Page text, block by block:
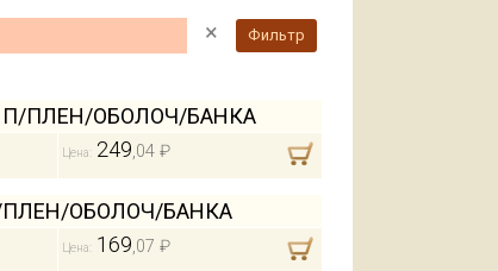
× Фильтр
П/ПЛЕН/ОБОЛОЧ/БАНКА
Цена: 249,04 ₽
ПЛЕН/ОБОЛОЧ/БАНКА
Цена: 169,07 ₽